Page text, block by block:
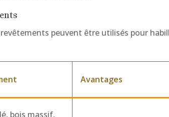
peuvent être utilisés pour
Avantages
bois massif,